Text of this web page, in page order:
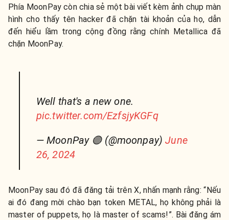
Phía MoonPay còn chia sẻ một bài viết kèm ảnh chụp màn
hình cho thấy tên hacker đã chặn tài khoản của họ, dẫn
đến hiểu lầm trong cộng đồng rằng chính Metallica đã
chặn MoonPay.
Well that's a new one.
pic.twitter.com/EzfsjyKGFq
— MoonPay 🟣 (@moonpay)June
26, 2024
MoonPay sau đó đã đăng tải trên X, nhấn mạnh rằng: “Nếu
ai đó đang mời chào bạn token METAL, họ không phải là
master of puppets, họ là master of scams!”. Bài đăng ám